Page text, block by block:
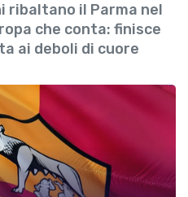
ribaltano il Parma nel
che conta: finisce
ai deboli di cuore